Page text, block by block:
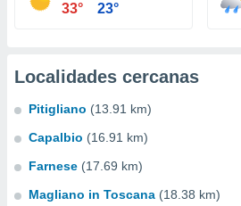
33° 23°
Localidades cercanas
Pitigliano (13.91 km)
Capalbio (16.91 km)
Farnese (17.69 km)
Magliano in Toscana (18.38 km)